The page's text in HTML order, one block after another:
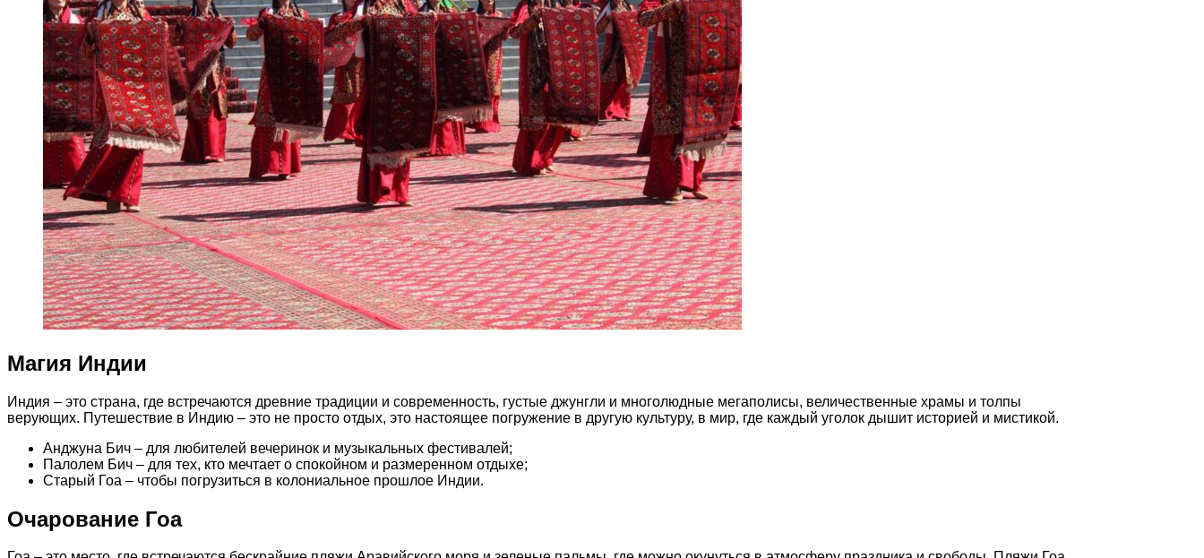
Магия Индии
Индия – это страна, где встречаются древние традиции и современность, густые джунгли и многолюдные мегаполисы, величественные храмы и толпы
верующих. Путешествие в Индию – это не просто отдых, это настоящее погружение в другую культуру, в мир, где каждый уголок дышит историей и мистикой.
Анджуна Бич – для любителей вечеринок и музыкальных фестивалей;
Палолем Бич – для тех, кто мечтает о спокойном и размеренном отдыхе;
Старый Гоа – чтобы погрузиться в колониальное прошлое Индии.
Очарование Гоа